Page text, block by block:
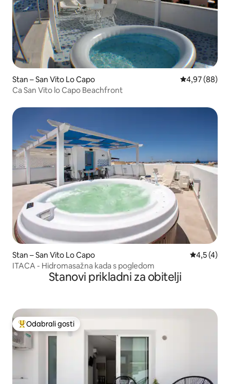
Stan – San Vito Lo Capo Prosječna
4,97 (88)
Ca San Vito lo Capo Beachfront
Stan – San Vito Lo Capo Prosječna
4,5 (4)
ITACA - Hidromasažna kada s pogledom
Stanovi prikladni za obitelji
Među najviše rangiranima s oznakom „Odabrali gosti”
Odabrali gosti